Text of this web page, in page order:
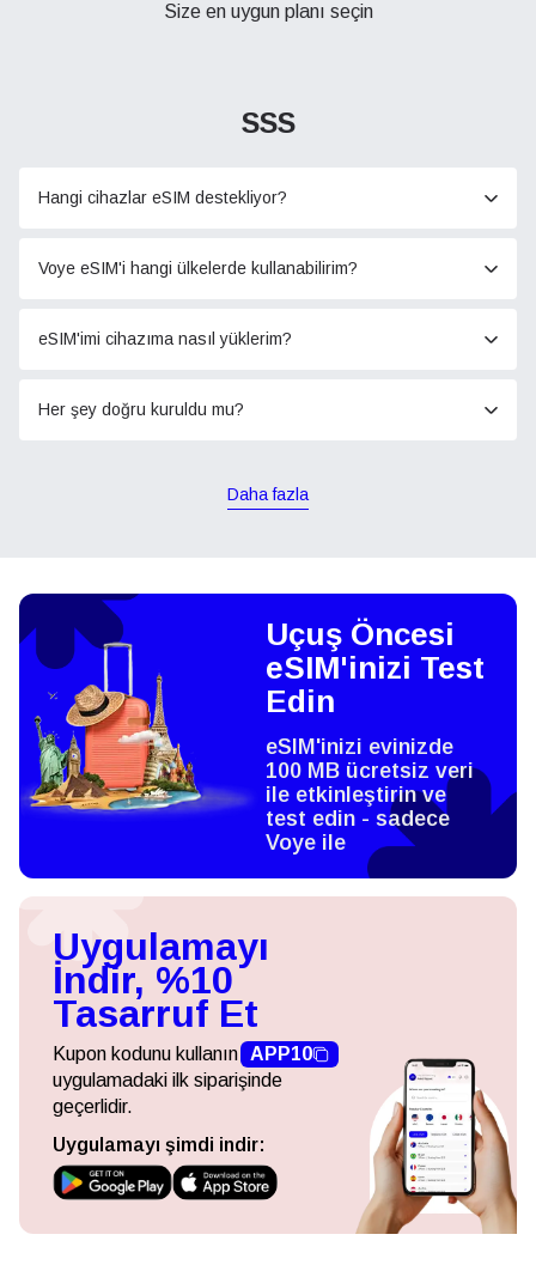
Size en uygun planı seçin
SSS
Hangi cihazlar eSIM destekliyor?
Voye eSIM'i hangi ülkelerde kullanabilirim?
eSIM'imi cihazıma nasıl yüklerim?
Her şey doğru kuruldu mu?
Daha fazla
Uçuş Öncesi
eSIM'inizi Test
Edin
eSIM'inizi evinizde
100 MB ücretsiz veri
ile etkinleştirin ve
test edin - sadece
Voye ile
Uygulamayı
İndir, %10
Tasarruf Et
Kupon kodunu kullanın APP10
uygulamadaki ilk siparişinde
geçerlidir.
Uygulamayı şimdi indir: